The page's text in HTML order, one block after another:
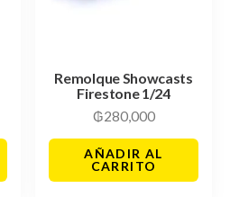
Remolque Showcasts
Firestone 1/24
₲280,000
AÑADIR AL
CARRITO